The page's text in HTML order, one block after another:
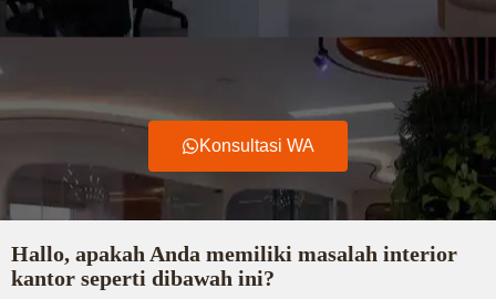
Konsultasi WA
Hallo, apakah Anda memiliki masalah interior
kantor seperti dibawah ini?